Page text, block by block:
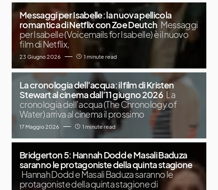
Messaggi per Isabelle: la nuova pellicola
romantica di Netflix con Zoe Deutch Messaggi
per Isabelle (Voicemails for Isabelle) è il nuovo
film di Netflix,
23 Giugno 2026 1 minute read
La cronologia dell’acqua: il film di Kristen
Stewart al cinema dall’11 giugno 2026 La
cronologia dell’acqua (The Chronology of
Water) arriva al cinema il prossimo
17 Maggio 2026 1 minute read
Bridgerton 5: Hannah Dodd e Masali Baduza
saranno le protagoniste della quinta stagione
Hannah Dodd e Masali Baduza saranno le
protagoniste della quinta stagione di